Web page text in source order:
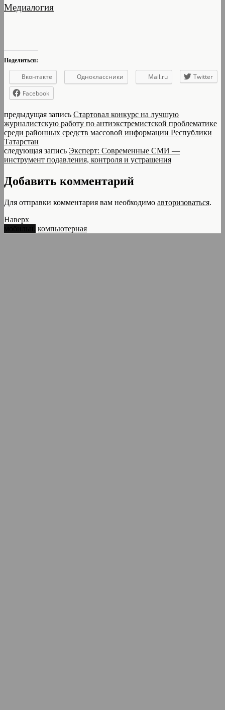
Медиалогия
Поделиться:
Вконтакте Одноклассники Mail.ru
Twitter
Facebook
предыдущая запись Стартовал конкурс на лучшую
журналистскую работу по антиэкстремистской проблематике
среди районных средств массовой информации Республики
Татарстан
следующая запись Эксперт: Современные СМИ —
инструмент подавления, контроля и устрашения
Добавить комментарий
Для отправки комментария вам необходимо авторизоваться.
Наверх
компьютерная